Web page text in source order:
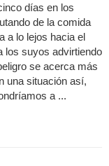
días en los
de la comida
a lo lejos hacia el
los suyos advirtiendo
se acerca más
una situación así,
a ...